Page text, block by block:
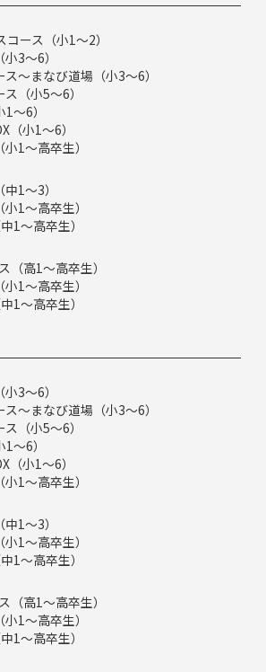
ース（小1～2）
3～6）
～まなび道場（小3～6）
（小5～6）
～6）
（小1～6）
1～高卒生）
1～3）
1～高卒生）
1～高卒生）
（高1～高卒生）
1～高卒生）
1～高卒生）
3～6）
～まなび道場（小3～6）
（小5～6）
～6）
（小1～6）
1～高卒生）
1～3）
1～高卒生）
1～高卒生）
（高1～高卒生）
1～高卒生）
1～高卒生）